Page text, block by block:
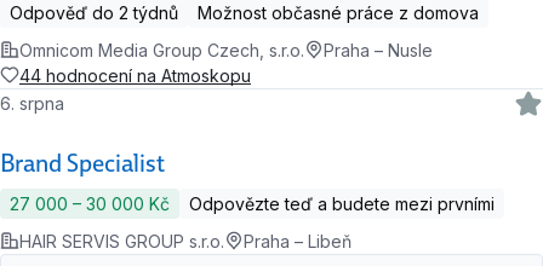
Odpověď do 2 týdnů
Možnost občasné práce z domova
Omnicom Media Group Czech, s.r.o.
Praha – Nusle
44 hodnocení na Atmoskopu
Brand Specialist
6. srpna
27 000 ‍–‍ 30 000 Kč
Odpovězte teď a budete mezi prvními
HAIR SERVIS GROUP s.r.o.
Praha – Libeň